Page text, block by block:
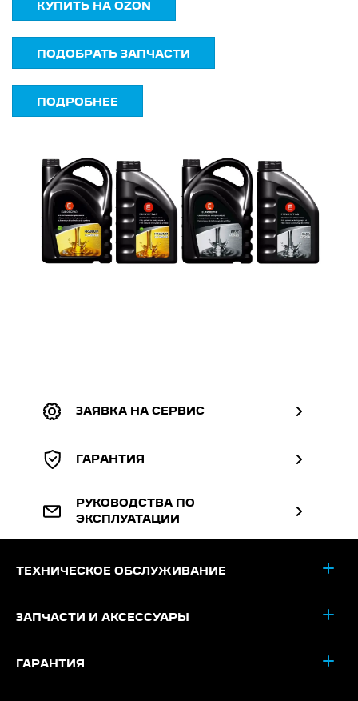
КУПИТЬ НА OZON
ПОДОБРАТЬ ЗАПЧАСТИ
ПОДРОБНЕЕ
ЗАЯВКА НА СЕРВИС
ГАРАНТИЯ
РУКОВОДСТВА ПО
ЭКСПЛУАТАЦИИ
ТЕХНИЧЕСКОЕ ОБСЛУЖИВАНИЕ
ЗАПЧАСТИ И АКСЕССУАРЫ
ГАРАНТИЯ